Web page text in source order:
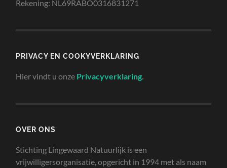
Rekening: NL69RABO0316831271
PRIVACY EN COOKYVERKLARING
Hier vindt u onze Privacyverklaring
OVER ONS
Stichting Lingewaard Natuurlijk is een
vrijwilligersorganisatie, opgericht in 1994 met als naam